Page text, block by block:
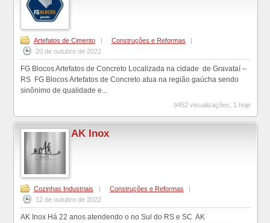
Artefatos de Cimento | Construções e Reformas
|
20 de outubro de 2022
FG Blocos Artefatos de Concreto Localizada na cidade de Gravataí –
RS FG Blocos Artefatos de Concreto atua na região gaúcha sendo
sinônimo de qualidade e...
9452 visualizações, 1 hoje
AK Inox
Cozinhas Industriais | Construções e Reformas
|
12 de outubro de 2022
AK Inox Há 22 anos atendendo o no Sul do RS e SC AK